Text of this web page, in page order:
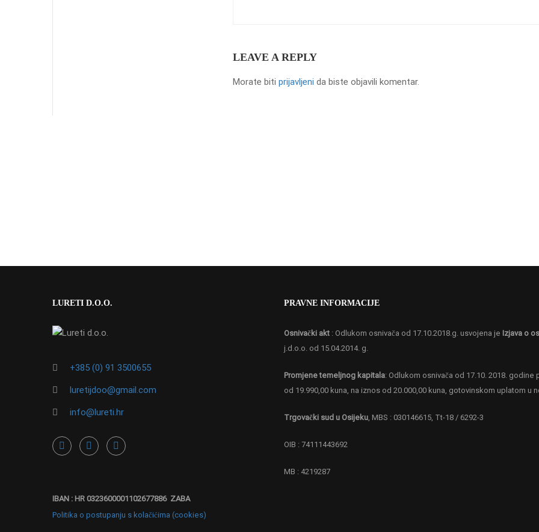
LEAVE A REPLY
Morate biti prijavljeni da biste objavili komentar.
LURETI D.O.O.
+385 (0) 91 3500655
luretijdoo@gmail.com
info@lureti.hr
PRAVNE INFORMACIJE
Osnivački akt: Odlukom osnivača od 17.10.2018.g. usvojena je Izjava o
j.d.o.o. od 15.04.2014. g.
Promjene temeljnog kapitala: Odlukom osnivača od 17.10. 2018.
od 19.990,00 kuna, na iznos od 20.000,00 kuna, gotovinskom uplatom u
Trgovački sud u Osijeku, MBS : 030146615, Tt-18 / 6292-3
OIB : 74111443692
MB : 4219287
IBAN : HR 0323600001102677886 ZABA
Politika o postupanju s kolačićima (cookies)